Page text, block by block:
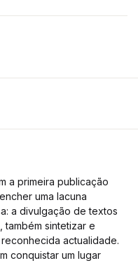
a primeira publicação
uma lacuna
a divulgação de textos
também sintetizar e
actualidade.
conquistar um lugar